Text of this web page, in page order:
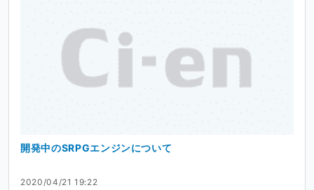
2020/04/21 19:22
開発中のSRPGエンジンについて